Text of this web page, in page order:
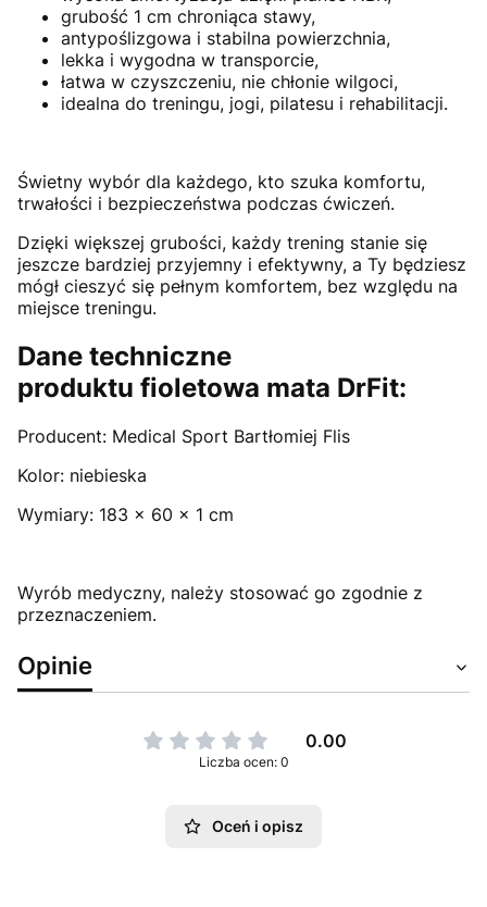
grubość 1 cm chroniąca stawy,
antypoślizgowa i stabilna powierzchnia,
lekka i wygodna w transporcie,
łatwa w czyszczeniu, nie chłonie wilgoci,
idealna do treningu, jogi, pilatesu i rehabilitacji.
Świetny wybór dla każdego, kto szuka komfortu,
trwałości i bezpieczeństwa podczas ćwiczeń.
Dzięki większej grubości, każdy trening stanie się
jeszcze bardziej przyjemny i efektywny, a Ty będziesz
mógł cieszyć się pełnym komfortem, bez względu na
miejsce treningu.
Dane techniczne
produktu fioletowa mata DrFit:
Producent: Medical Sport Bartłomiej Flis
Kolor: niebieska
Wymiary: 183 x 60 x 1 cm
Wyrób medyczny, należy stosować go zgodnie z
przeznaczeniem.
Opinie
0.00
Liczba ocen: 0
Oceń i opisz